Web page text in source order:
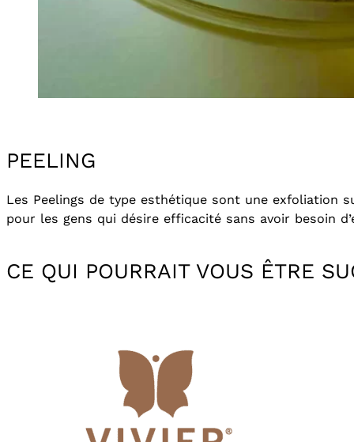
PEELING
Les Peelings de type esthétique sont une exfoliation
pour les gens qui désire efficacité sans avoir besoin
CE QUI POURRAIT VOUS ÊTRE